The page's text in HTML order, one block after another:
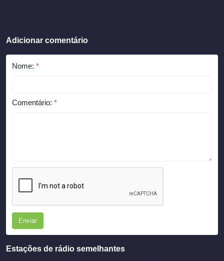
Adicionar comentário
Nome: *
Comentário: *
Enviar
Estações de rádio semelhantes